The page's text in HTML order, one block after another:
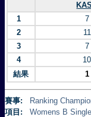
1 7
2
11
3
7
4
10
結果
1
賽事:
Ranking
項目:
Womens B